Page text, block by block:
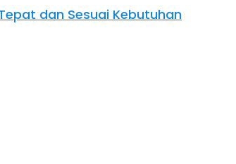
dan Sesuai Kebutuhan